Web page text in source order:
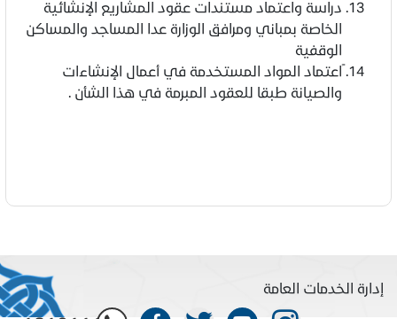
دراسة واعتماد مستندات عقود المشاريع الإنشائية
الخاصة بمباني ومرافق الوزارة عدا المساجد والمساكن
الوقفية
ًاعتماد المواد المستخدمة في أعمال الإنشاءات
والصيانة طبقا للعقود المبرمة في هذا الشأن .
إدارة الخدمات العامة